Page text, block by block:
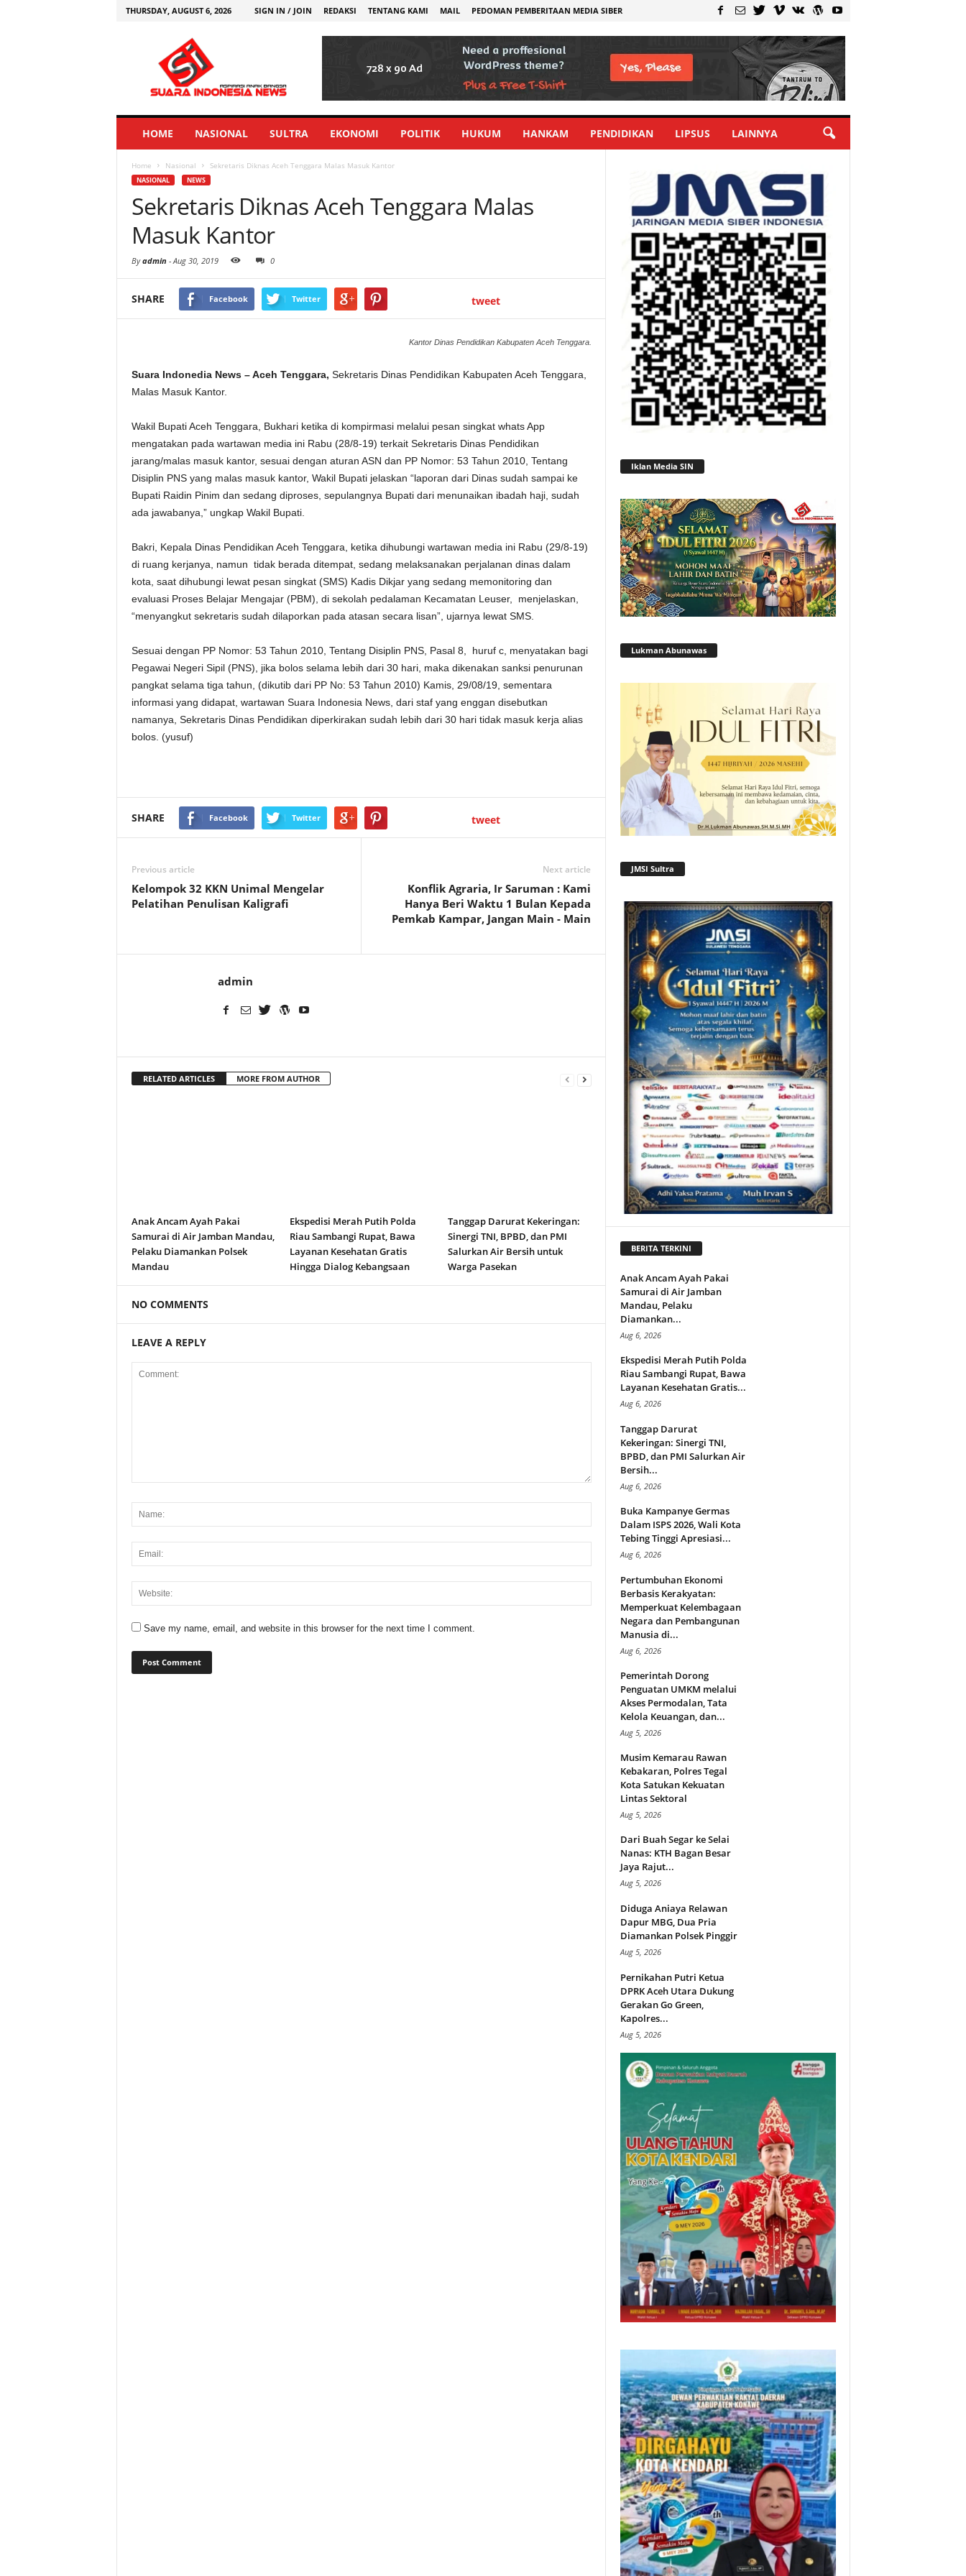
THURSDAY, AUGUST 6, 2026 SIGN IN / JOIN REDAKSI TENTANG KAMI MAIL PEDOMAN PEMBERITAAN MEDIA SIBER
HOME NASIONAL SULTRA EKONOMI POLITIK HUKUM HANKAM PENDIDIKAN LIPSUS LAINNYA
Home Nasional Sekretaris Diknas Aceh Tenggara Malas Masuk Kantor
NASIONAL NEWS
Sekretaris Diknas Aceh Tenggara Malas
Masuk Kantor
Byadmin - Aug 30, 2019 0
SHARE Facebook Twitter tweet
Kantor Dinas Pendidikan Kabupaten Aceh Tenggara.
Suara Indonedia News – Aceh Tenggara, Sekretaris Dinas Pendidikan Kabupaten Aceh Tenggara,
Malas Masuk Kantor.
Wakil Bupati Aceh Tenggara, Bukhari ketika di kompirmasi melalui pesan singkat whats App
mengatakan pada wartawan media ini Rabu (28/8-19) terkait Sekretaris Dinas Pendidikan
jarang/malas masuk kantor, sesuai dengan aturan ASN dan PP Nomor: 53 Tahun 2010, Tentang
Disiplin PNS yang malas masuk kantor, Wakil Bupati jelaskan “laporan dari Dinas sudah sampai ke
Bupati Raidin Pinim dan sedang diproses, sepulangnya Bupati dari menunaikan ibadah haji, sudah
ada jawabanya,” ungkap Wakil Bupati.
Bakri, Kepala Dinas Pendidikan Aceh Tenggara, ketika dihubungi wartawan media ini Rabu (29/8-19)
di ruang kerjanya, namun tidak berada ditempat, sedang melaksanakan perjalanan dinas dalam
kota, saat dihubungi lewat pesan singkat (SMS) Kadis Dikjar yang sedang memonitoring dan
evaluasi Proses Belajar Mengajar (PBM), di sekolah pedalaman Kecamatan Leuser, menjelaskan,
“menyangkut sekretaris sudah dilaporkan pada atasan secara lisan”, ujarnya lewat SMS.
Sesuai dengan PP Nomor: 53 Tahun 2010, Tentang Disiplin PNS, Pasal 8, huruf c, menyatakan bagi
Pegawai Negeri Sipil (PNS), jika bolos selama lebih dari 30 hari, maka dikenakan sanksi penurunan
pangkat selama tiga tahun, (dikutib dari PP No: 53 Tahun 2010) Kamis, 29/08/19, sementara
informasi yang didapat, wartawan Suara Indonesia News, dari staf yang enggan disebutkan
namanya, Sekretaris Dinas Pendidikan diperkirakan sudah lebih dari 30 hari tidak masuk kerja alias
bolos. (yusuf)
SHARE Facebook Twitter tweet
Previous article
Kelompok 32 KKN Unimal Mengelar
Pelatihan Penulisan Kaligrafi
Next article
Konflik Agraria, Ir Saruman : Kami
Hanya Beri Waktu 1 Bulan Kepada
Pemkab Kampar, Jangan Main - Main
admin
RELATED ARTICLES MORE FROM AUTHOR
Anak Ancam Ayah Pakai
Samurai di Air Jamban Mandau,
Pelaku Diamankan Polsek
Mandau
Ekspedisi Merah Putih Polda
Riau Sambangi Rupat, Bawa
Layanan Kesehatan Gratis
Hingga Dialog Kebangsaan
Tanggap Darurat Kekeringan:
Sinergi TNI, BPBD, dan PMI
Salurkan Air Bersih untuk
Warga Pasekan
NO COMMENTS
LEAVE A REPLY
Save my name, email, and website in this browser for the next time I comment.
Iklan Media SIN
Lukman Abunawas
JMSI Sultra
BERITA TERKINI
Anak Ancam Ayah Pakai
Samurai di Air Jamban
Mandau, Pelaku
Diamankan...
Aug 6, 2026
Ekspedisi Merah Putih Polda
Riau Sambangi Rupat, Bawa
Layanan Kesehatan Gratis...
Aug 6, 2026
Tanggap Darurat
Kekeringan: Sinergi TNI,
BPBD, dan PMI Salurkan Air
Bersih...
Aug 6, 2026
Buka Kampanye Germas
Dalam ISPS 2026, Wali Kota
Tebing Tinggi Apresiasi...
Aug 6, 2026
Pertumbuhan Ekonomi
Berbasis Kerakyatan:
Memperkuat Kelembagaan
Negara dan Pembangunan
Manusia di...
Aug 6, 2026
Pemerintah Dorong
Penguatan UMKM melalui
Akses Permodalan, Tata
Kelola Keuangan, dan...
Aug 5, 2026
Musim Kemarau Rawan
Kebakaran, Polres Tegal
Kota Satukan Kekuatan
Lintas Sektoral
Aug 5, 2026
Dari Buah Segar ke Selai
Nanas: KTH Bagan Besar
Jaya Rajut...
Aug 5, 2026
Diduga Aniaya Relawan
Dapur MBG, Dua Pria
Diamankan Polsek Pinggir
Aug 5, 2026
Pernikahan Putri Ketua
DPRK Aceh Utara Dukung
Gerakan Go Green,
Kapolres...
Aug 5, 2026